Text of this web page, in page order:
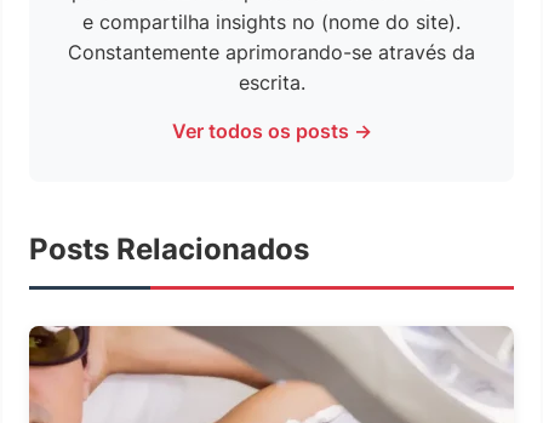
e compartilha insights no (nome do site).
Constantemente aprimorando-se através da
escrita.
Ver todos os posts →
Posts Relacionados